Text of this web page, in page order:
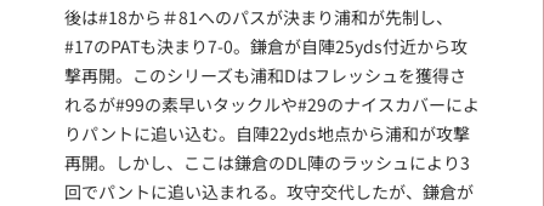
後は#18から＃81へのパスが決まり浦和が先制し、
#17のPATも決まり7-0。鎌倉が自陣25yds付近から攻
撃再開。このシリーズも浦和Dはフレッシュを獲得さ
れるが#99の素早いタックルや#29のナイスカバーによ
りパントに追い込む。自陣22yds地点から浦和が攻撃
再開。しかし、ここは鎌倉のDL陣のラッシュにより3
回でパントに追い込まれる。攻守交代したが、鎌倉が